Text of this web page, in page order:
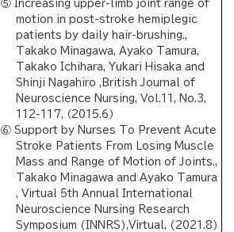
⑤ Increasing upper-limb joint range of
motion in post-stroke hemiplegic
patients by daily hair-brushing.,
Takako Minagawa, Ayako Tamura,
Takako Ichihara, Yukari Hisaka and
Shinji Nagahiro ,British Journal of
Neuroscience Nursing, Vol.11, No.3,
112-117, （2015.6）
⑥ Support by Nurses To Prevent Acute
Stroke Patients From Losing Muscle
Mass and Range of Motion of Joints.,
Takako Minagawa and Ayako Tamura
, Virtual 5th Annual International
Neuroscience Nursing Research
Symposium (INNRS),Virtual, (2021.8)